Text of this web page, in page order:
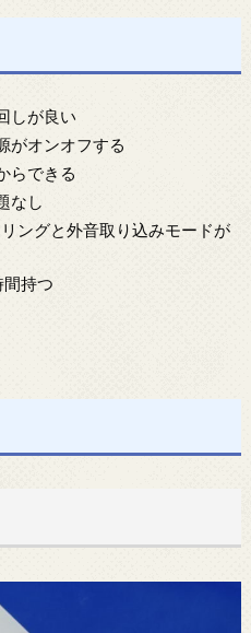
しが良い
がオンオフする
らできる
なし
ングと外音取り込みモードが
持つ